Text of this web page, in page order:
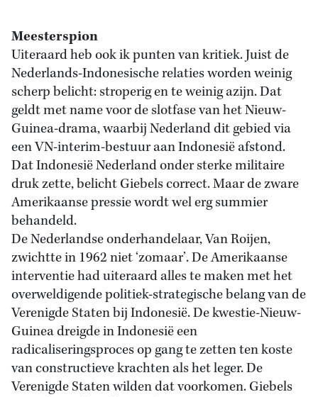
Meesterspion
Uiteraard heb ook ik punten van kritiek. Juist de
Nederlands-Indonesische relaties worden weinig
scherp belicht: stroperig en te weinig azijn. Dat
geldt met name voor de slotfase van het Nieuw-
Guinea-drama, waarbij Nederland dit gebied via
een VN-interim-bestuur aan Indonesië afstond.
Dat Indonesië Nederland onder sterke militaire
druk zette, belicht Giebels correct. Maar de zware
Amerikaanse pressie wordt wel erg summier
behandeld.
De Nederlandse onderhandelaar, Van Roijen,
zwichtte in 1962 niet ‘zomaar’. De Amerikaanse
interventie had uiteraard alles te maken met het
overweldigende politiek-strategische belang van de
Verenigde Staten bij Indonesië. De kwestie-Nieuw-
Guinea dreigde in Indonesië een
radicaliseringsproces op gang te zetten ten koste
van constructieve krachten als het leger. De
Verenigde Staten wilden dat voorkomen. Giebels